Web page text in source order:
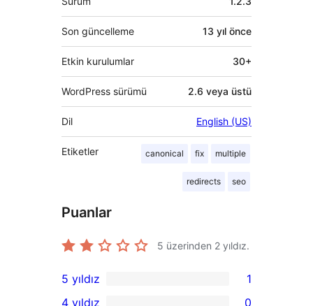
Son güncelleme 13 yıl önce
Etkin kurulumlar 30+
WordPress sürümü 2.6 veya üstü
Dil English (US)
Etiketler canonical fix multiple
redirects seo
Puanlar
5 üzerinden 2 yıldız.
1
5 yıldız 1
4 yıldız 0